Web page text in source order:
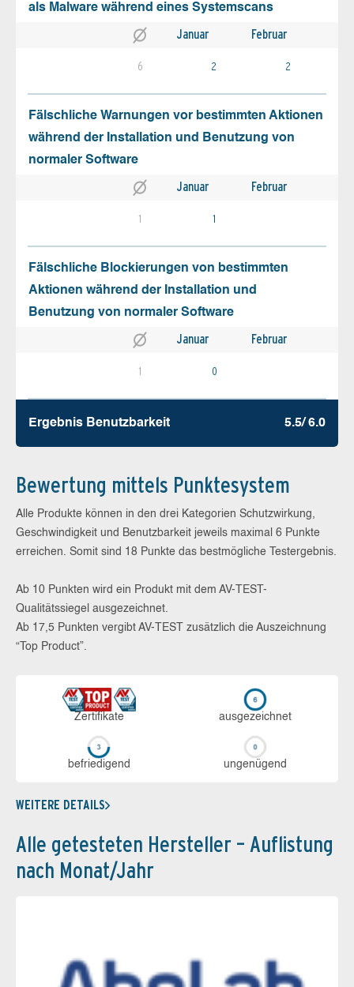
als Malware während eines Systemscans
Januar Februar
6 2 2
Fälschliche Warnungen vor bestimmten Aktionen
während der Installation und Benutzung von
normaler Software
Januar Februar
1 1
Fälschliche Blockierungen von bestimmten
Aktionen während der Installation und
Benutzung von normaler Software
Januar Februar
1 0
Ergebnis Benutz­barkeit 5.5/ 6.0
Bewertung mittels Punktesystem
Alle Produkte können in den drei Kategorien Schutzwirkung,
Geschwindigkeit und Benutzbarkeit jeweils maximal 6 Punkte
erreichen. Somit sind 18 Punkte das bestmögliche Testergebnis.
Ab 10 Punkten wird ein Produkt mit dem AV-TEST-
Qualitätssiegel ausgezeichnet.
Ab 17,5 Punkten vergibt AV-TEST zusätzlich die Auszeichnung
“Top Product”.
Zerti­fikate aus­ge­zeich­net
be­frie­di­gend un­ge­nü­gend
WEITERE DETAILS
Alle getesteten Hersteller – Auflistung
nach Monat/Jahr